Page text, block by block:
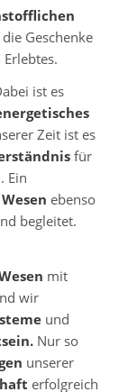
die Geschenke
ist es
Zeit ist es
für
Ein
ebenso
begleitet.
mit
wir
und
Nur so
unserer
erfolgreich